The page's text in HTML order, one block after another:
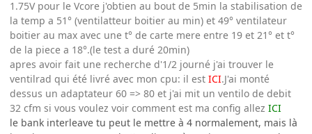
1.75V pour le Vcore j'obtien au bout de 5min la stabilisation de
la temp a 51° (ventilatteur boitier au min) et 49° ventilateur
boitier au max avec une t° de carte mere entre 19 et 21° et t°
de la piece a 18°.(le test a duré 20min)
apres avoir fait une recherche d'1/2 journé j'ai trouver le
ventilrad qui été livré avec mon cpu: il est ICI.J'ai monté
dessus un adaptateur 60 => 80 et j'ai mit un ventilo de debit
32 cfm si vous voulez voir comment est ma config allez ICI
le bank interleave tu peut le mettre à 4 normalement, mais là